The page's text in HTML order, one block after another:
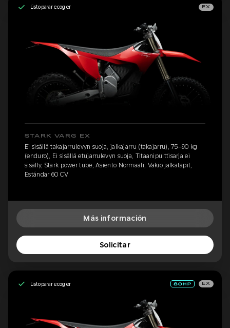
Listo para recoger EX
STARK VARG EX
Ei sisällä takajarrulevyn suoja, jalkajarru (takajarru), 75–90 kg
(enduro), Ei sisällä etujarrulevyn suoja, Titaanipulttisarja ei
sisälly, Stark power tube, Asiento Normaali, Vakio jalkatapit,
Estándar 60 CV
Más información
Solicitar
Listo para recoger EX